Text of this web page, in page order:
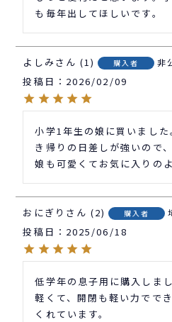
も毎年出してほしいです。
よしみ 1 購入者 非
投稿日 2026/02/09
小学1年生の娘に買いまし
き帰りの日差しが強いので
娘も可愛くてお気に入りのよ
おにぎり 2 購入者
投稿日 2025/06/18
低学年の息子用に購入しまし
軽くて、開閉も軽い力でで
くれています。